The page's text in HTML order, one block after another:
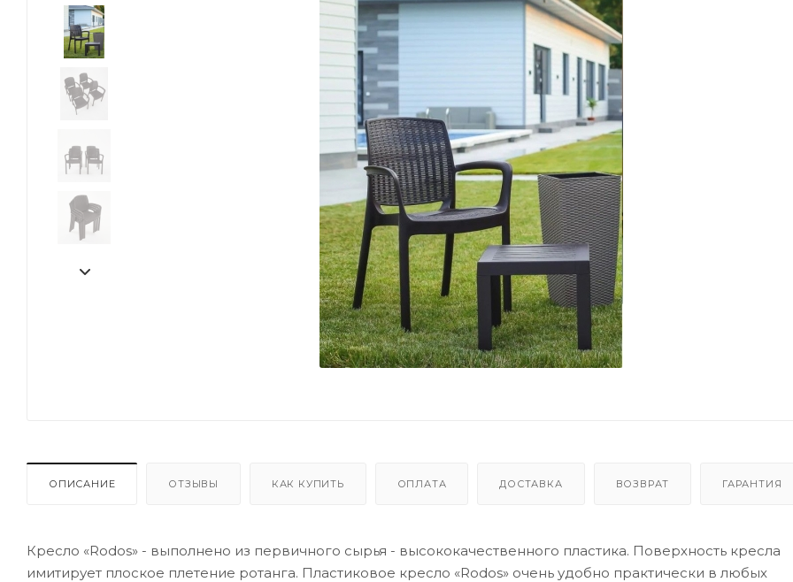
ОПИСАНИЕ ОТЗЫВЫ КАК КУПИТЬ ОПЛАТА ДОСТАВКА ВОЗВРАТ ГАРАНТИЯ
Кресло «Rodos» - выполнено из первичного сырья - высококачественного пластика. Поверхность кресла
имитирует плоское плетение ротанга. Пластиковое кресло «Rodos» очень удобно практически в любых